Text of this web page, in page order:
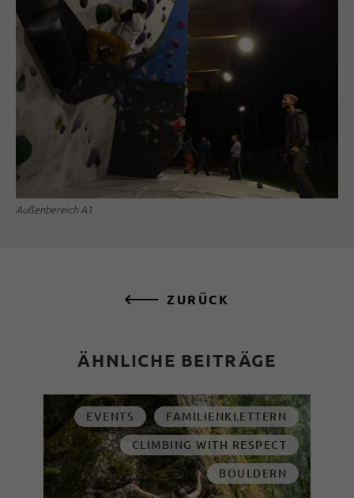
Außenbereich A1
ZURÜCK
ÄHNLICHE BEITRÄGE
EVENTS
FAMILIENKLETTERN
CLIMBING WITH RESPECT
BOULDERN